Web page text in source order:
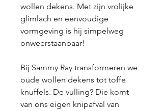
wollen dekens. Met zijn vrolijke
glimlach en eenvoudige
vormgeving is hij simpelweg
onweerstaanbaar!
Bij Sammy Ray transformeren we
oude wollen dekens tot toffe
knuffels. De vulling? Die komt
van ons eigen knipafval van